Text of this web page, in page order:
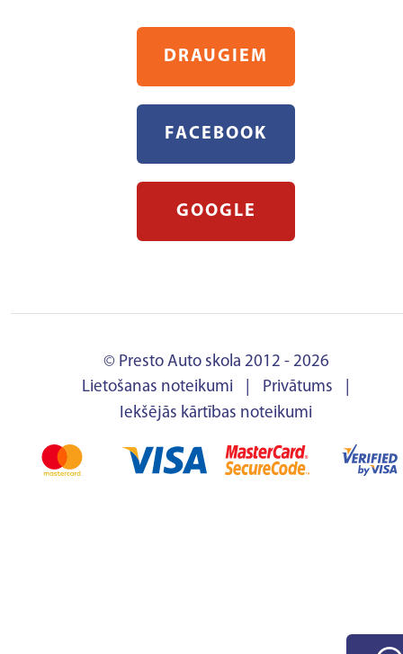
DRAUGIEM
FACEBOOK
GOOGLE
© Presto Auto skola 2012 - 2026
Lietošanas noteikumi
Privātums
Iekšējās kārtības noteikumi